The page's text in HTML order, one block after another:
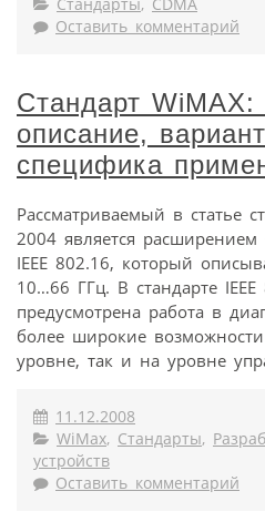
Стандарты, CDMA
Оставить комментарий
Стандарт WiMAX:
описание,
специфика
Рассматриваемый в статье
2004 является расширением
IEEE 802.16, который
10…66 ГГц. В стандарте
предусмотрена работа в
более широкие
уровне, так и на уровне
11.12.2008
WiMax, Стандарты,
устройств
Оставить комментарий